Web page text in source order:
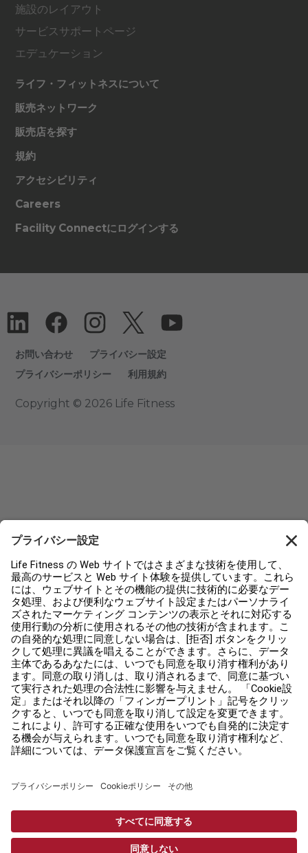
施設のレイアウト
サービスサポートページ
エデュケーション
ライフ・フィットネスについて
販売ネットワーク
販売店を探す
規約
アクセシビリティ
Careers
Facility Connectにログインする
お問い合わせ
プライバシー設定
プライバシーポリシー
利用規約
Copyright © 2026 Life Fitness